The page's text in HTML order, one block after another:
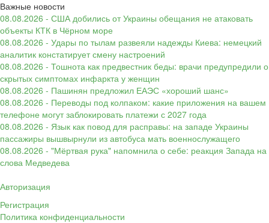
Важные новости
08.08.2026 - США добились от Украины обещания не атаковать
объекты КТК в Чёрном море
08.08.2026 - Удары по тылам развеяли надежды Киева: немецкий
аналитик констатирует смену настроений
08.08.2026 - Тошнота как предвестник беды: врачи предупредили о
скрытых симптомах инфаркта у женщин
08.08.2026 - Пашинян предложил ЕАЭС «хороший шанс»
08.08.2026 - Переводы под колпаком: какие приложения на вашем
телефоне могут заблокировать платежи с 2027 года
08.08.2026 - Язык как повод для расправы: на западе Украины
пассажиры вышвырнули из автобуса мать военнослужащего
08.08.2026 - "Мёртвая рука" напомнила о себе: реакция Запада на
слова Медведева
Авторизация
Регистрация
Политика конфиденциальности